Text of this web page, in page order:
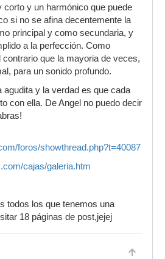
corto y un harmónico que puede
si no se afina decentemente la
principal y como secundaria, y
a la perfección. Como
contrario que la mayoria de veces,
para un sonido profundo.
agudita y la verdad es que cada
con ella. De Angel no puedo decir
foros/showthread.php?t=40087
cajas/galeria.htm
todos los que tenemos una
18 páginas de post,jejej